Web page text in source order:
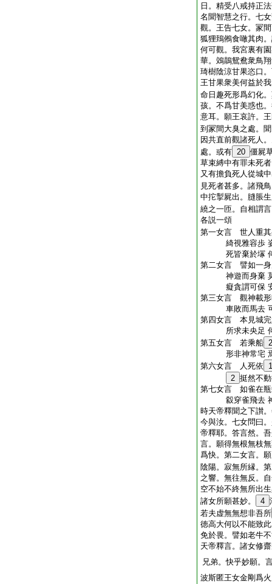
日。精受八戒持正
名聞智慧之行。七
觀。王告七女。冡
狐狸鵄鵂食噉其肉
何可觀。我宮裏有
華。鵁鶄鴛鴦衆鳥
琦樹陰涼甘果恣口
王甘果衆美何益於
命日趣死形爲幻化
孩。不爲甘美惑也
意耳。願王哀許。
到冡間大臭之處。
因共直前觀諸死人
處。或有 20 僵屍
草束縛中有罪未死
又有擔負死人從城
見死者甚多。諸飛
中拕掣屍出。膖脹
繞之一匝。自相謂
各説一頌
第一女言 世人重
綺視雅容歩 姿
死皆棄於塜 何
第二女言 譬如一身
神遊而身棄 莫
癡貪謂可保 安
第三女言 觀神載形
車敗而馬去 可
第四女言 本見城完
所求未央足 何
第五女言 若乘船
形非神常宅 焉
第六女言 人死依
1
2 挺然不
第七女言 如雀在瓶
縠穿雀飛去 神
時天帝釋聞之下讃
今與汝。七女問曰
帝釋耶。答言然。
言。願得無根無枝
爲快。第二女言。
陰陽。寂無所縁。
之響。無往無反。
空不始不終無所出
諸女所願甚妙。
4
若夫虚無無想非吾所
徳高大何以不能致
免於畏。譬如老牛
天帝釋言。諸女修
兄弟。快乎妙願。
波斯匿王女金剛爲